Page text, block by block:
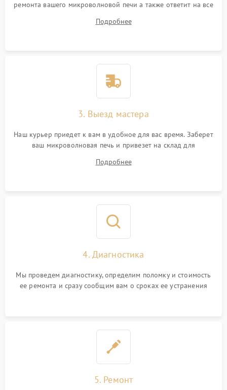
ремонта вашего микроволновой печи а также ответит на все
Подробнее
3. Выезд мастера
Наш курьер приедет к вам в удобное для вас время. Заберет
ваш микроволновая печь и привезет на склад для
Подробнее
4. Диагностика
Мы проведем диагностику, определим поломку и стоимость
ее ремонта и сразу сообщим вам о сроках ее устранения
5. Ремонт